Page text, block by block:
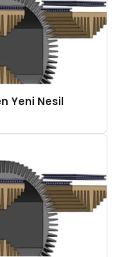
Yeni Nesil